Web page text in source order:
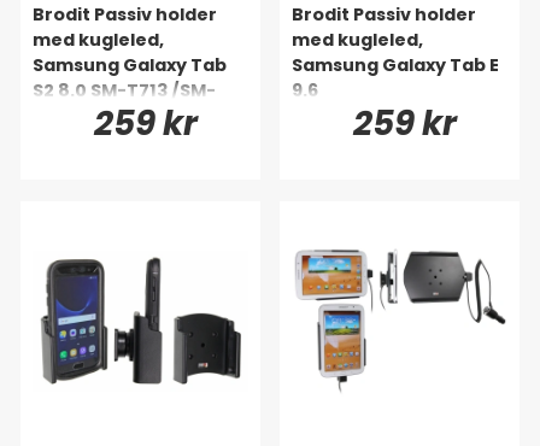
Brodit Passiv holder
med kugleled,
Samsung Galaxy Tab
S2 8.0 SM-T713 /SM-
259 kr
Brodit Passiv holder
med kugleled,
Samsung Galaxy Tab E
9.6
259 kr